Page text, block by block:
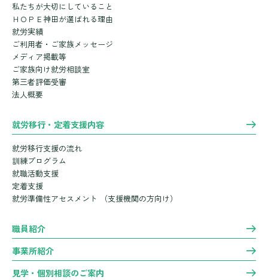
私たちが大切にしていること
ＨＯＰＥ神田が選ばれる理由
就労実績
ご利用者・ご家族メッセージ
メディア掲載等
ご家族向け就労相談室
第三者評価受審
法人概要
就労移行・定着支援内容
就労移行支援の流れ
訓練プログラム
就職活動支援
定着支援
就労準備性アセスメント
（支援機関の方向け）
職員紹介
事業所紹介
見学・個別相談のご案内